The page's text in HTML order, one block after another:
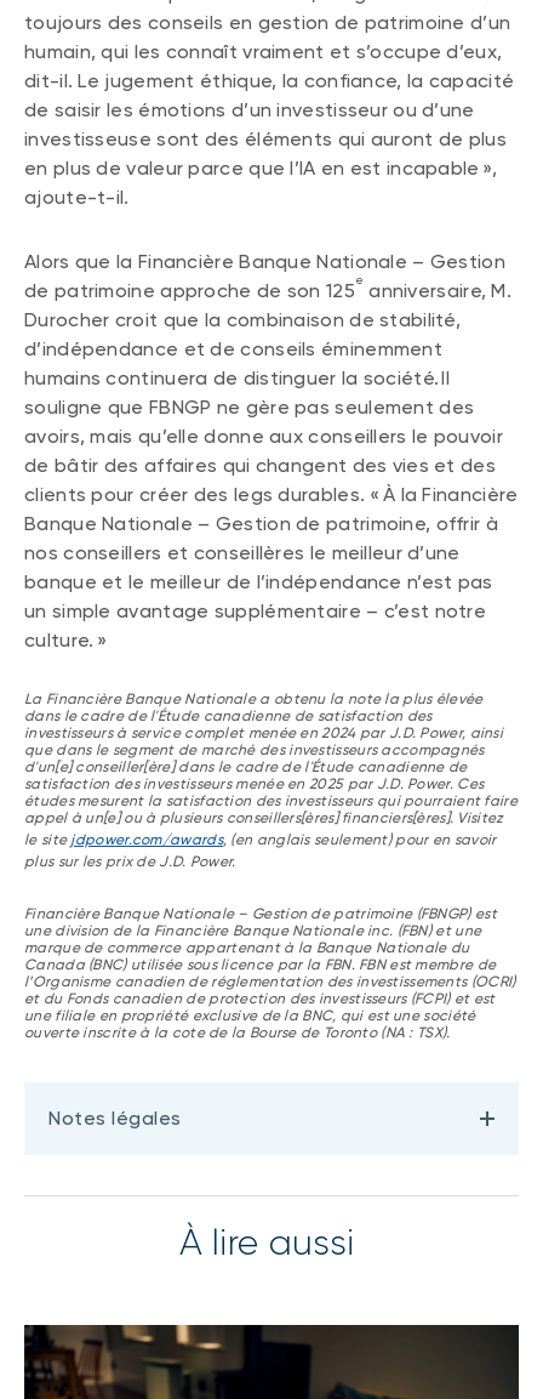
toujours des conseils en gestion de patrimoine d’un
humain, qui les connaît vraiment et s’occupe d’eux,
dit-il. Le jugement éthique, la confiance, la capacité
de saisir les émotions d’un investisseur ou d’une
investisseuse sont des éléments qui auront de plus
en plus de valeur parce que l’IA en est incapable »,
ajoute-t-il.
Alors que la Financière Banque Nationale – Gestion
de patrimoine approche de son 125e anniversaire, M.
Durocher croit que la combinaison de stabilité,
d’indépendance et de conseils éminemment
humains continuera de distinguer la société. Il
souligne que FBNGP ne gère pas seulement des
avoirs, mais qu’elle donne aux conseillers le pouvoir
de bâtir des affaires qui changent des vies et des
clients pour créer des legs durables. « À la Financière
Banque Nationale – Gestion de patrimoine, offrir à
nos conseillers et conseillères le meilleur d’une
banque et le meilleur de l’indépendance n’est pas
un simple avantage supplémentaire – c’est notre
culture. »
La Financière Banque Nationale a obtenu la note la plus élevée
dans le cadre de l'Étude canadienne de satisfaction des
investisseurs à service complet menée en 2024 par J.D. Power, ainsi
que dans le segment de marché des investisseurs accompagnés
d'un[e] conseiller[ère] dans le cadre de l'Étude canadienne de
satisfaction des investisseurs menée en 2025 par J.D. Power. Ces
études mesurent la satisfaction des investisseurs qui pourraient faire
appel à un[e] ou à plusieurs conseillers[ères] financiers[ères]. Visitez
le site jdpower.com/awards, (en anglais seulement) pour en savoir
plus sur les prix de J.D. Power.
Financière Banque Nationale – Gestion de patrimoine (FBNGP) est
une division de la Financière Banque Nationale inc. (FBN) et une
marque de commerce appartenant à la Banque Nationale du
Canada (BNC) utilisée sous licence par la FBN. FBN est membre de
l’Organisme canadien de réglementation des investissements (OCRI)
et du Fonds canadien de protection des investisseurs (FCPI) et est
une filiale en propriété exclusive de la BNC, qui est une société
ouverte inscrite à la cote de la Bourse de Toronto (NA : TSX).
Notes légales
À lire aussi